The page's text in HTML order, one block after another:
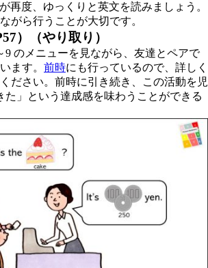
再度、ゆっくりと英文を読みましょう。
がら行うことが大切です。
）（やり取り）
9 のメニューを見ながら、友達とペアで
ます。 前時にも行っているので、詳しく
ださい。前時に引き続き、この活動を児
た」という達成感を味わうことができる